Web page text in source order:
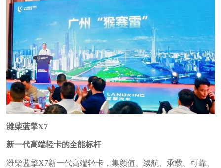
潍柴蓝擎X7
新一代高端轻卡的全能标杆
潍柴蓝擎X7新一代高端轻卡，集颜值、续航、承载、可靠、